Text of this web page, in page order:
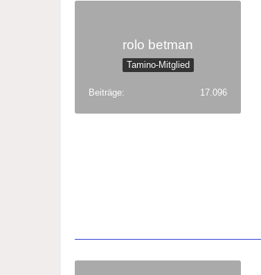
rolo betman
Tamino-Mitglied
Beiträge 17.096